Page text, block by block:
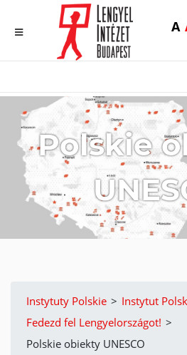
A
Polskie
Instytuty Polskie > Instytut
Fedezd fel Lengyelországot! >
Polskie obiekty UNESCO